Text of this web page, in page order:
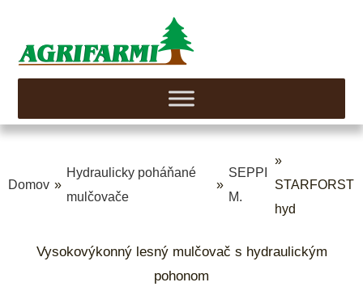
Domov »
Hydraulicky poháňané
mulčovače
»
SEPPI
M.
»
STARFORST
hyd
Vysokovýkonný lesný mulčovač s hydraulickým
pohonom